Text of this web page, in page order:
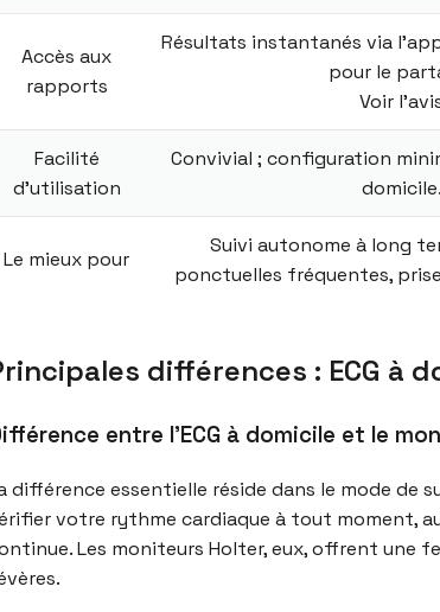
Accès aux
rapports
Résultats instantanés via
pour le
Voir
Facilité
d’utilisation
Convivial ; configuration
domicile.
Le mieux pour
Suivi autonome à long
ponctuelles fréquentes,
différences : ECG à
entre l’ECG à domicile et le
différence essentielle réside dans le mode de
votre rythme cardiaque à tout moment,
Les moniteurs Holter, eux, offrent une